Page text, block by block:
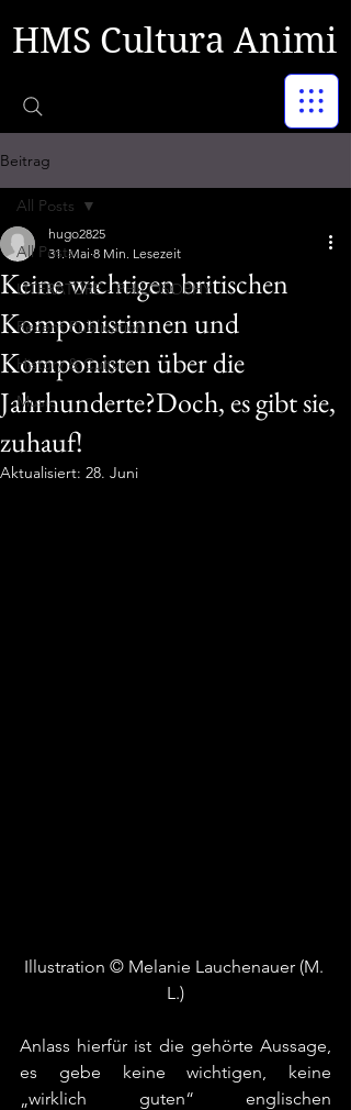
HMS Cultura Animi
Beitrag
All Posts
LITERATURE - PHILOSOPHY
Recent Publication
History & Culture
Music
All Posts
Keine wichtigen britischen
Komponistinnen und
Komponisten über die
Jahrhunderte?Doch, es gibt sie,
zuhauf!
hugo2825
31. Mai 8 Min. Lesezeit
Aktualisiert: 28. Juni
Illustration © Melanie Lauchenauer (M.
L.)
Anlass hierfür ist die gehörte Aussage,
es gebe keine wichtigen, keine
„wirklich guten“ englischen